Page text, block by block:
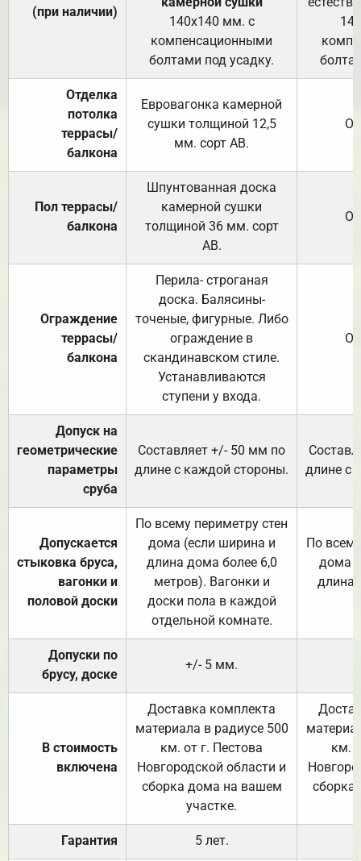
(при наличии)
140х140 мм. с
компенсационными
болтами под усадку.
Отделка
потолка
террасы/
балкона
Евровагонка камерной
сушки толщиной 12,5
мм. сорт АВ.
Пол террасы/
балкона
Шпунтованная доска
камерной сушки
толщиной 36 мм. сорт
АВ.
Ограждение
террасы/
балкона
Перила- строганая
доска. Балясины-
точеные, фигурные. Либо
ограждение в
скандинавском стиле.
Устанавливаются
ступени у входа.
Допуск на
геометрические
параметры
сруба
Составляет +/- 50 мм по
длине с каждой стороны.
длине с
Допускается
стыковка бруса,
вагонки и
половой доски
По всему периметру стен
дома (если ширина и
длина дома более 6,0
метров). Вагонки и
доски пола в каждой
отдельной комнате.
По
дома
длина
Допуски по
брусу, доске
+/- 5 мм.
В стоимость
включена
Доставка комплекта
материала в радиусе 500
км. от г. Пестова
Новгородской области и
сборка дома на вашем
участке.
км.
Гарантия 5 лет.